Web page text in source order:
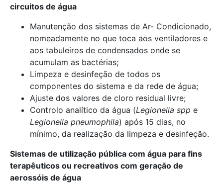
circuitos de água
Manutenção dos sistemas de Ar- Condicionado,
nomeadamente no que toca aos ventiladores e
aos tabuleiros de condensados onde se
acumulam as bactérias;
Limpeza e desinfeção de todos os
componentes do sistema e da rede de água;
Ajuste dos valores de cloro residual livre;
Controlo analítico da água (Legionella spp e
Legionella pneumophila) após 15 dias, no
mínimo, da realização da limpeza e desinfeção.
Sistemas de utilização pública com água para fins
terapêuticos ou recreativos com geração de
aerossóis de água